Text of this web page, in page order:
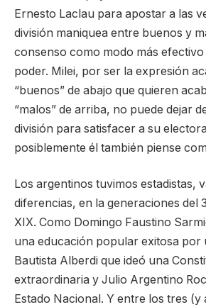
Ernesto Laclau para apostar a las
división maniquea entre buenos y
consenso como modo más
poder. Milei, por ser la expresión
“buenos” de abajo que quieren
“malos” de arriba, no puede dejar
división para satisfacer a su
posiblemente él también piense
Los argentinos tuvimos estadistas,
diferencias, en la generaciones del
XIX. Como Domingo Faustino
una educación popular exitosa por
Bautista Alberdi que ideó una
extraordinaria y Julio Argentino
Estado Nacional. Y entre los tres